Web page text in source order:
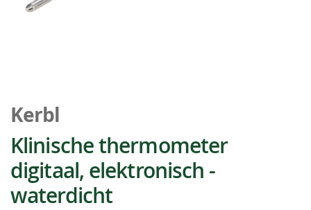
naar
het
begin
van
de
afbeeldingen-
gallerij
Kerbl
Klinische thermometer
digitaal, elektronisch -
waterdicht